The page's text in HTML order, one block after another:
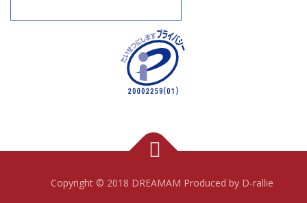
Copyright © 2018 DREAMAM Produced by D-rallie